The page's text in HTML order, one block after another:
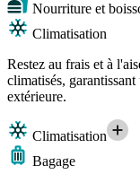
Nourriture et
Climatisation
Restez au frais et à
climatisés,
extérieure.
Climatisation
Bagage